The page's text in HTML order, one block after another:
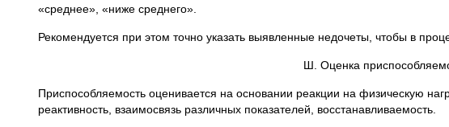
«среднее», «ниже среднего».
Рекомендуется при этом точно указать выявленные недочеты, чтобы в
Ш. Оценка
Приспособляемость оценивается на основании реакции на физическую
реактивность, взаимосвязь различных показателей, восстанавливаемость.